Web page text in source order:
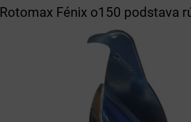
Rotomax Fénix o150 podstava